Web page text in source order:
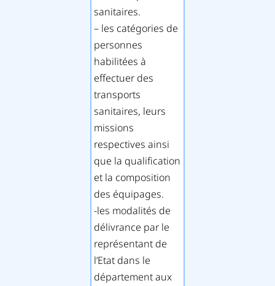
sanitaires.
– les catégories de
personnes
habilitées à
effectuer des
transports
sanitaires, leurs
missions
respectives ainsi
que la qualification
et la composition
des équipages.
-les modalités de
délivrance par le
représentant de
l’Etat dans le
département aux